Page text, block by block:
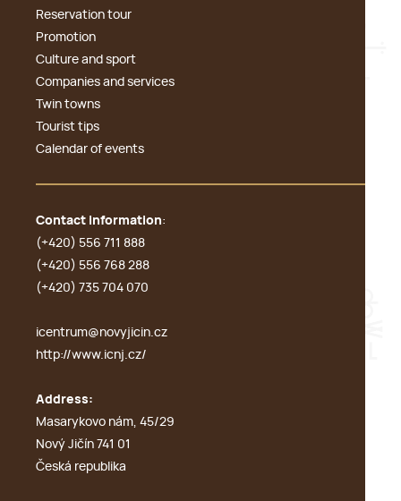
Reservation tour
Promotion
Culture and sport
Companies and services
Twin towns
Tourist tips
Calendar of events
Contact information:
(+420) 556 711 888
(+420) 556 768 288
(+420) 735 704 070
icentrum@novyjicin.cz
http://www.icnj.cz/
Address:
Masarykovo nám, 45/29
Nový Jičín 741 01
Česká republika